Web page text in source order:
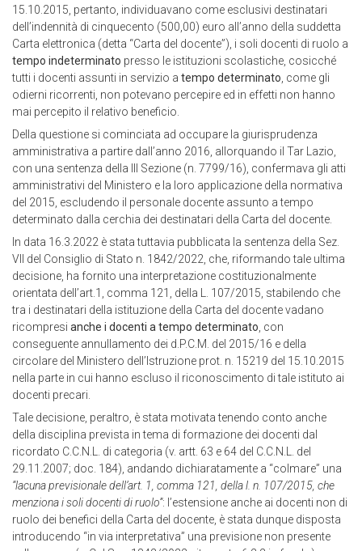
15.10.2015, pertanto, individuavano come esclusivi destinatari
dell’indennità di cinquecento (500,00) euro all’anno della suddetta
Carta elettronica (detta “Carta del docente”), i soli docenti di ruolo a
tempo indeterminato presso le istituzioni scolastiche, cosicché
tutti i docenti assunti in servizio a tempo determinato , come gli
odierni ricorrenti, non potevano percepire ed in effetti non hanno
mai percepito il relativo beneficio.
Della questione si cominciata ad occupare la giurisprudenza
amministrativa a partire dall’anno 2016, allorquando il Tar Lazio,
con una sentenza della III Sezione (n. 7799/16), confermava gli atti
amministrativi del Ministero e la loro applicazione della normativa
del 2015, escludendo il personale docente assunto a tempo
determinato dalla cerchia dei destinatari della Carta del docente.
In data 16.3.2022 è stata tuttavia pubblicata la sentenza della Sez.
VII del Consiglio di Stato n. 1842/2022, che, riformando tale ultima
decisione, ha fornito una interpretazione costituzionalmente
orientata dell’art.1, comma 121, della L. 107/2015, stabilendo che
tra i destinatari della istituzione della Carta del docente vadano
ricompresi anche i docenti a tempo determinato , con
conseguente annullamento dei d.P.C.M. del 2015/16 e della
circolare del Ministero dell’Istruzione prot. n. 15219 del 15.10.2015
nella parte in cui hanno escluso il riconoscimento di tale istituto ai
docenti precari.
Tale decisione, peraltro, è stata motivata tenendo conto anche
della disciplina prevista in tema di formazione dei docenti dal
ricordato C.C.N.L. di categoria (v. artt. 63 e 64 del C.C.N.L. del
29.11.2007; doc. 184), andando dichiaratamente a “colmare” una
“lacuna previsionale dell’art. 1, comma 121, della l. n. 107/2015, che
menziona i soli docenti di ruolo”: l’estensione anche ai docenti non di
ruolo dei benefici della Carta del docente, è stata dunque disposta
introducendo “in via interpretativa” una previsione non presente